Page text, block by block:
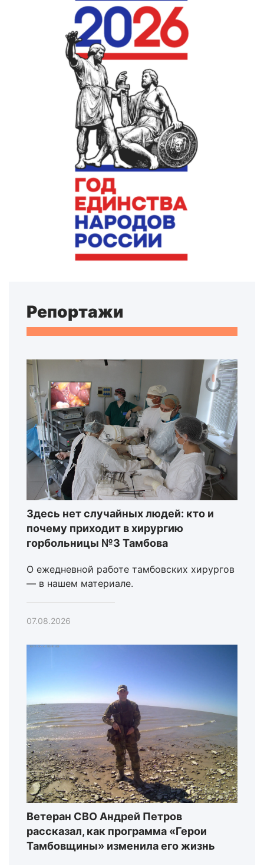
Репортажи
Здесь нет случайных людей: кто и
почему приходит в хирургию
горбольницы №3 Тамбова
О ежедневной работе тамбовских хирургов
— в нашем материале.
07.08.2026
Ветеран СВО Андрей Петров
рассказал, как программа «Герои
Тамбовщины» изменила его жизнь